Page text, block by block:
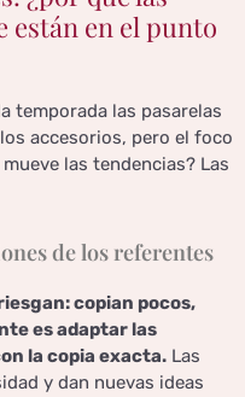
están en el punto
temporada las pasarelas
accesorios, pero el foco
las tendencias? Las
de los referentes
copian pocos,
es adaptar las
la copia exacta. Las
y dan nuevas ideas